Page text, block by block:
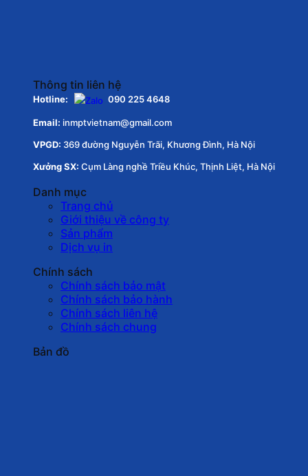
Thông tin liên hệ
Hotline: 090 225 4648
Email: inmptvietnam@gmail.com
VPGD: 369 đường Nguyễn Trãi, Khương Đình, Hà Nội
Xưởng SX: Cụm Làng nghề Triều Khúc, Thịnh Liệt, Hà Nội
Danh mục
Trang chủ
Giới thiệu về công ty
Sản phẩm
Dịch vụ in
Chính sách
Chính sách bảo mật
Chính sách bảo hành
Chính sách liên hệ
Chính sách chung
Bản đồ